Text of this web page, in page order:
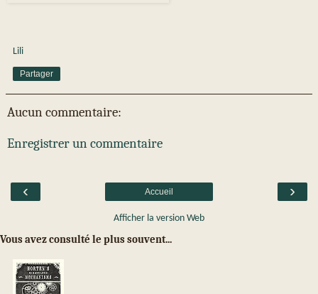
Lili
Partager
Aucun commentaire:
Enregistrer un commentaire
‹ ›
Accueil
Afficher la version Web
Vous avez consulté le plus souvent...